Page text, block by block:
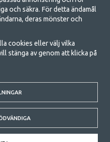
butik för camping
eller ett sätt att samla familjen
vilken kategori du tillhör hittar du
vi riktigt bra priser på familjetält,
för camping och friluftsliv. Vårt
den bästa campingutrustningen
gärna kontakt med oss om det
vill veta mer om.
All rights reserved.
och säkra. För detta ändamål
deras mönster och
cookies eller välj vilka
stänga av genom att klicka på